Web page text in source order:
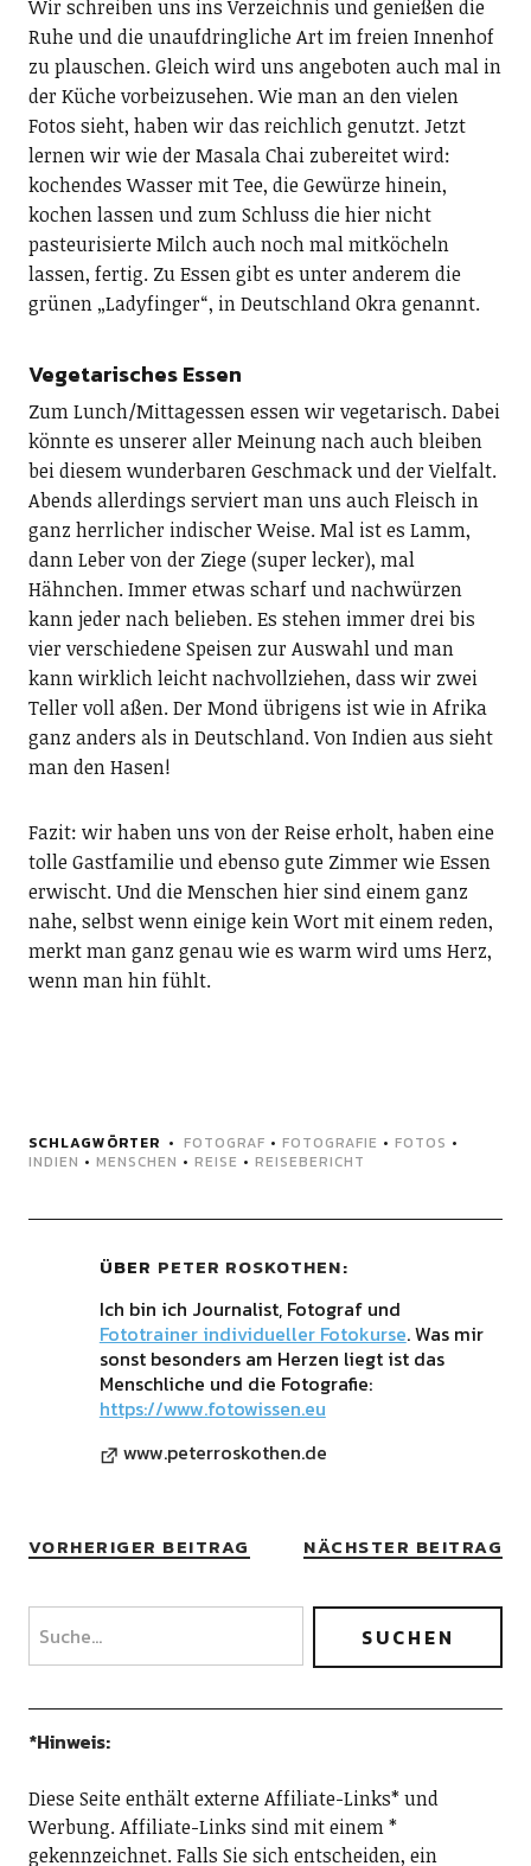
Wir schreiben uns ins Verzeichnis und genießen die
Ruhe und die unaufdringliche Art im freien Innenhof
zu plauschen. Gleich wird uns angeboten auch mal in
der Küche vorbeizusehen. Wie man an den vielen
Fotos sieht, haben wir das reichlich genutzt. Jetzt
lernen wir wie der Masala Chai zubereitet wird:
kochendes Wasser mit Tee, die Gewürze hinein,
kochen lassen und zum Schluss die hier nicht
pasteurisierte Milch auch noch mal mitköcheln
lassen, fertig. Zu Essen gibt es unter anderem die
grünen „Ladyfinger“, in Deutschland Okra genannt.
Vegetarisches Essen
Zum Lunch/Mittagessen essen wir vegetarisch. Dabei
könnte es unserer aller Meinung nach auch bleiben
bei diesem wunderbaren Geschmack und der Vielfalt.
Abends allerdings serviert man uns auch Fleisch in
ganz herrlicher indischer Weise. Mal ist es Lamm,
dann Leber von der Ziege (super lecker), mal
Hähnchen. Immer etwas scharf und nachwürzen
kann jeder nach belieben. Es stehen immer drei bis
vier verschiedene Speisen zur Auswahl und man
kann wirklich leicht nachvollziehen, dass wir zwei
Teller voll aßen. Der Mond übrigens ist wie in Afrika
ganz anders als in Deutschland. Von Indien aus sieht
man den Hasen!
Fazit: wir haben uns von der Reise erholt, haben eine
tolle Gastfamilie und ebenso gute Zimmer wie Essen
erwischt. Und die Menschen hier sind einem ganz
nahe, selbst wenn einige kein Wort mit einem reden,
merkt man ganz genau wie es warm wird ums Herz,
wenn man hin fühlt.
SCHLAGWÖRTER FOTOGRAF • FOTOGRAFIE • FOTOS •
INDIEN • MENSCHEN • REISE • REISEBERICHT
ÜBER PETER ROSKOTHEN
Ich bin ich Journalist, Fotograf und
Fototrainer individueller Fotokurse. Was mir
sonst besonders am Herzen liegt ist das
Menschliche und die Fotografie:
https://www.fotowissen.eu
www.peterroskothen.de
VORHERIGER BEITRAG NÄCHSTER BEITRAG
*Hinweis:
Diese Seite enthält externe Affiliate-Links* und
Werbung. Affiliate-Links sind mit einem *
gekennzeichnet. Falls Sie sich entscheiden, ein